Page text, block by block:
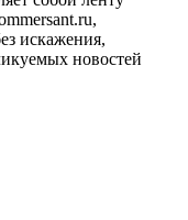
искажения,
новостей